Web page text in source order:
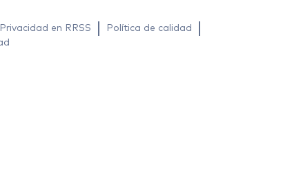
en RRSS
Política de calidad